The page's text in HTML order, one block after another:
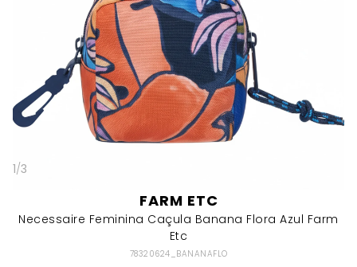
1/3
FARM ETC
Necessaire Feminina Caçula Banana Flora Azul Farm
Etc
78320624_BANANAFLO